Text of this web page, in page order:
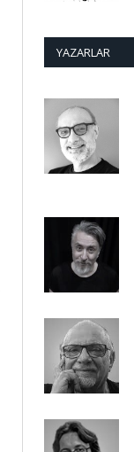
YAZARLAR